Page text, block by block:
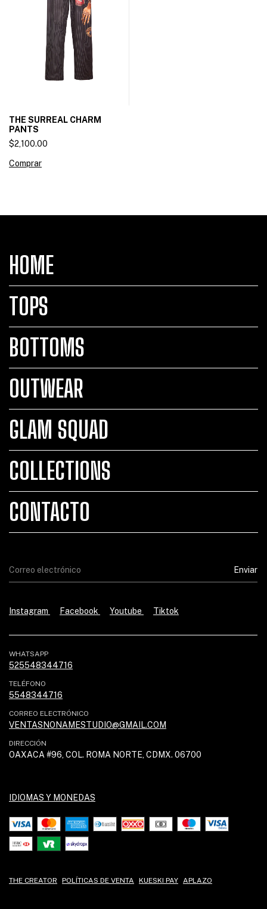
THE SURREAL CHARM
PANTS
$2,100.00
Comprar
HOME
TOPS
BOTTOMS
OUTWEAR
GLAM SQUAD
COLLECTIONS
CONTACTO
Instagram Facebook Youtube Tiktok
WHATSAPP
525548344716
TELÉFONO
5548344716
CORREO ELECTRÓNICO
VENTASNONAMESTUDIO@GMAIL.COM
DIRECCIÓN
OAXACA #96, COL. ROMA NORTE, CDMX. 06700
IDIOMAS Y MONEDAS
THE CREATOR POLÍTICAS DE VENTA KUESKI PAY APLAZO